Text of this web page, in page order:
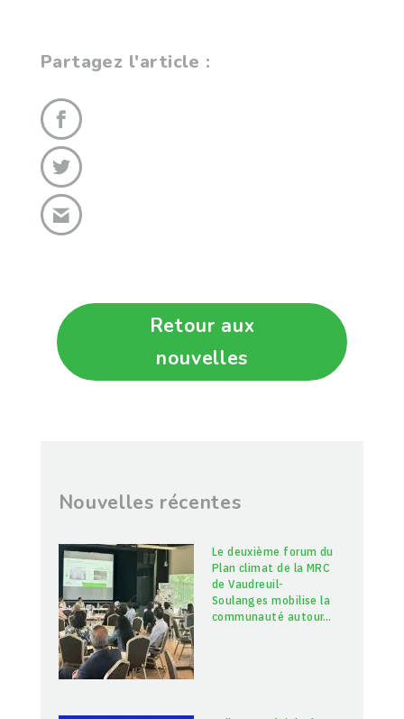
Partagez l'article :
Retour aux
nouvelles
Nouvelles récentes
Le deuxième forum du
Plan climat de la MRC
de Vaudreuil-
Soulanges mobilise la
communauté autour…